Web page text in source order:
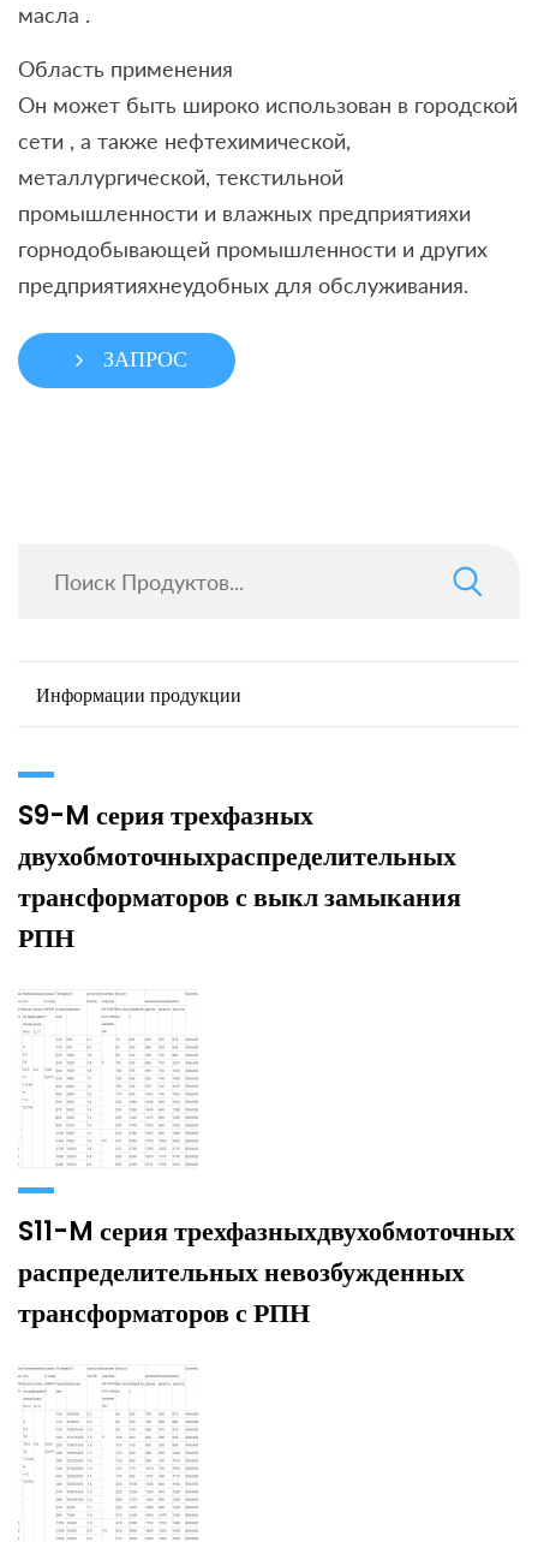
масла .
Область применения
Он может быть широко использован в городской
сети , а также нефтехимической,
металлургической, текстильной
промышленности и влажных предприятияхи
горнодобывающей промышленности и других
предприятияхнеудобных для обслуживания.
ЗАПРОС
Информации продукции
S9-M серия трехфазных
двухобмоточныхраспределительных
трансформаторов с выкл замыкания
РПН
S11-M серия трехфазныхдвухобмоточных
распределительных невозбужденных
трансформаторов с РПН